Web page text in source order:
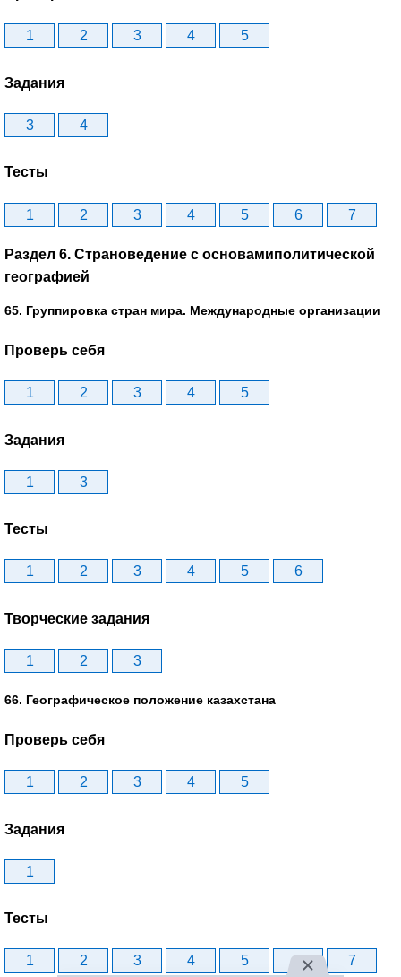
1 2 3 4 5
Задания
3 4
Тесты
1 2 3 4 5 6 7
Раздел 6. Страноведение с основамиполитической
географией
65. Группировка стран мира. Международные организации
Проверь себя
1 2 3 4 5
Задания
1 3
Тесты
1 2 3 4 5 6
Творческие задания
1 2 3
66. Географическое положение казахстана
Проверь себя
1 2 3 4 5
Задания
1
Тесты
1 2 3 4 5 7